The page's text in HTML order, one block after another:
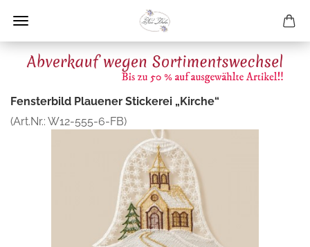
Fensterbild Plauener Stickerei „Kirche“
(Art.Nr.: W12-555-6-FB)